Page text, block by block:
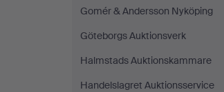
Gomér & Andersson Nyköping
Göteborgs Auktionsverk
Halmstads Auktionskammare
Handelslagret Auktionsservice